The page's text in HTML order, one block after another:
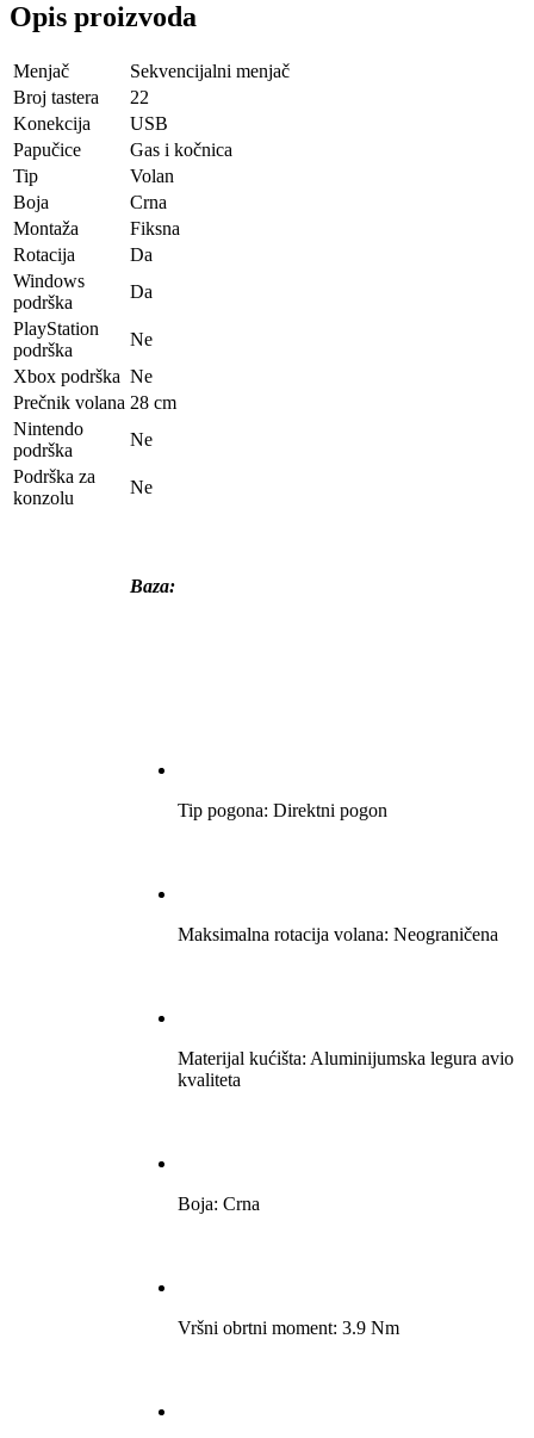
Opis proizvoda
Menjač
Sekvencijalni menjač
Broj tastera
22
Konekcija
USB
Papučice
Gas i kočnica
Tip
Volan
Boja
Crna
Montaža
Fiksna
Rotacija
Da
Windows
podrška
Da
PlayStation
podrška
Ne
Xbox podrška Ne
Prečnik volana 28 cm
Nintendo
podrška
Ne
Podrška za
konzolu
Ne
Baza:
Tip pogona: Direktni pogon
Maksimalna rotacija volana: Neograničena
Materijal kućišta: Aluminijumska legura avio
kvaliteta
Boja: Crna
Vršni obrtni moment: 3.9 Nm